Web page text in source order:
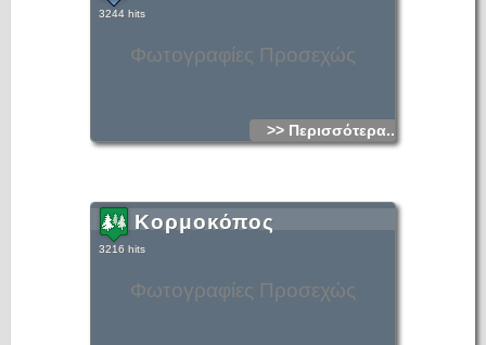
Φωτογραφίες Προσεχώς
3244 hits
>> Περισσότερα...
Φωτογραφίες Προσεχώς
Κορμοκόπος
3216 hits